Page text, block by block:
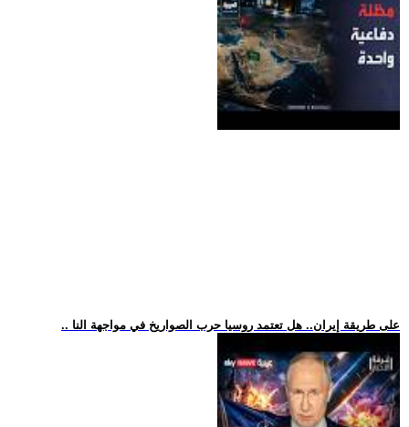
.. على طريقة إيران.. هل تعتمد روسيا حرب الصواريخ في مواجهة النا